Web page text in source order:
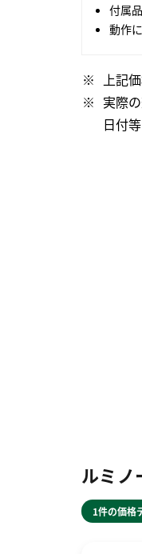
付属
動作
上記
実際
日付
ルミノ
1件の価格